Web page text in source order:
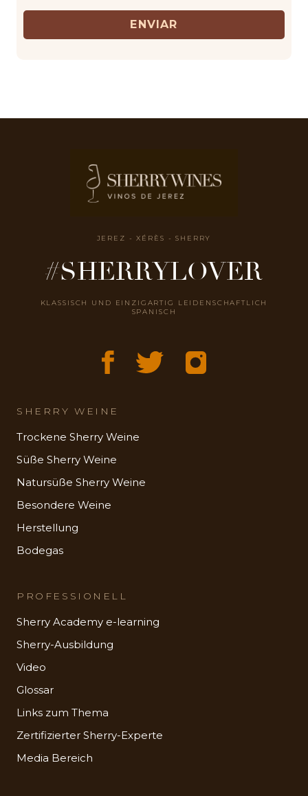
ENVIAR
JEREZ - XÉRÈS - SHERRY
#SHERRYLOVER
KLASSISCH UND EINZIGARTIG LEIDENSCHAFTLICH
SPANISCH
SHERRY WEINE
Trockene Sherry Weine
Süße Sherry Weine
Natursüße Sherry Weine
Besondere Weine
Herstellung
Bodegas
PROFESSIONELL
Sherry Academy e-learning
Sherry-Ausbildung
Video
Glossar
Links zum Thema
Zertifizierter Sherry-Experte
Media Bereich